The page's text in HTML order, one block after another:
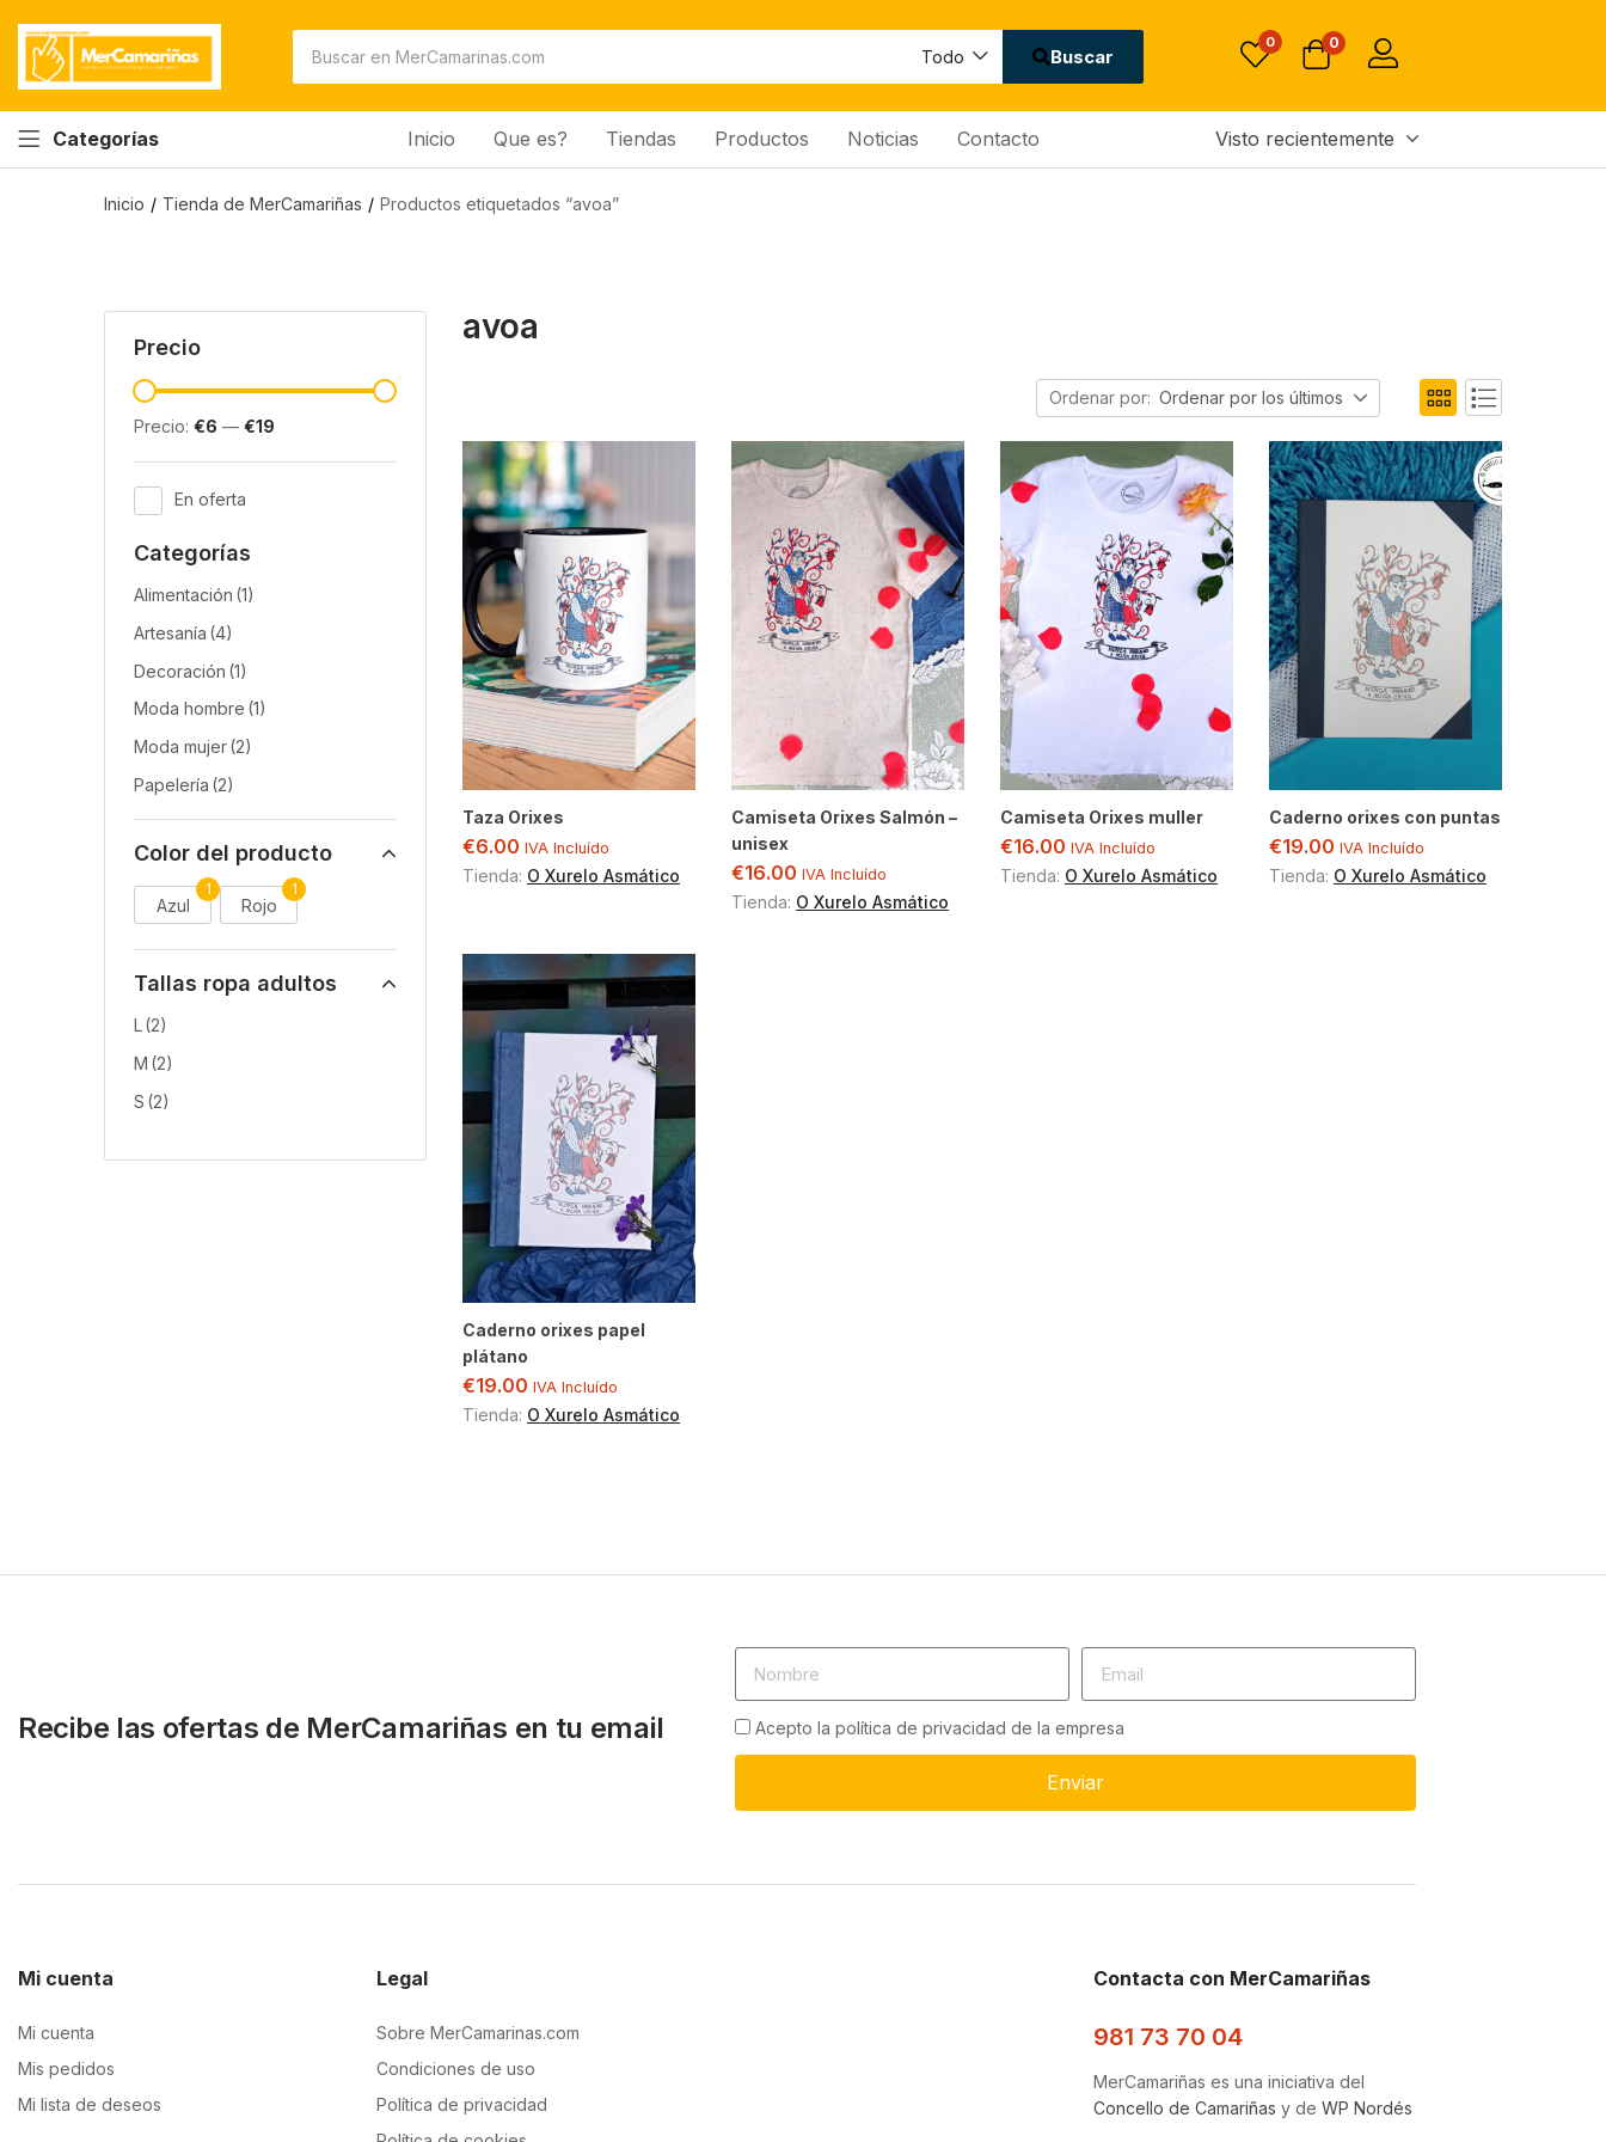
Todo Buscar
0 0
Categorías Inicio Que es? Tiendas Productos Noticias Contacto Visto recientemente
Inicio Tienda de MerCamariñas Productos etiquetados “avoa”
Precio
Precio: €6 — €19
En oferta
Categorías
Alimentación (1)
Artesanía (4)
Decoración (1)
Moda hombre (1)
Moda mujer(2)
Papelería (2)
Color del producto
1
Azul
1
Rojo
Tallas ropa adultos
L(2)
M (2)
S (2)
avoa
Ordenar por: Ordenar por los últimos
Taza Orixes
€6.00 IVA Incluído
Tienda: O Xurelo Asmático
Camiseta Orixes Salmón –
unisex
€16.00 IVA Incluído
Tienda: O Xurelo Asmático
Camiseta Orixes muller
€16.00 IVA Incluído
Tienda: O Xurelo Asmático
Caderno orixes con puntas
€19.00 IVA Incluído
Tienda: O Xurelo Asmático
Caderno orixes papel
plátano
€19.00 IVA Incluído
Tienda: O Xurelo Asmático
Recibe las ofertas de MerCamariñas en tu email Acepto la política de privacidad de la empresa
Enviar
Mi cuenta
Mi cuenta
Mis pedidos
Mi lista de deseos
Legal
Sobre MerCamarinas.com
Condiciones de uso
Política de privacidad
Contacta con MerCamariñas
981 73 70 04
MerCamariñas es una iniciativa del
Concello de Camariñas y de WP Nordés